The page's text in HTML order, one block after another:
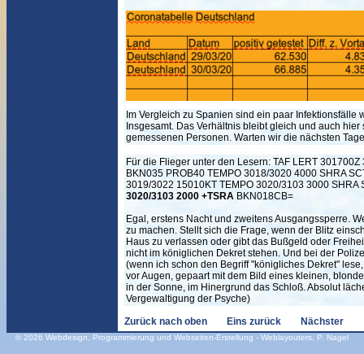
Im Vergleich zu Spanien sind ein paar Infektionsfälle
Insgesamt. Das Verhältnis bleibt gleich und auch
gemessenen Personen. Warten wir die nächsten
Für die Flieger unter den Lesern: TAF LERT
BKN035 PROB40 TEMPO 3018/3020 4000 SHRA
3019/3022 15010KT TEMPO 3020/3103 3000
3020/3103 2000 +TSRA BKN018CB=
Egal, erstens Nacht und zweitens Ausgangssperre.
zu machen. Stellt sich die Frage, wenn der Blitz
Haus zu verlassen oder gibt das Bußgeld oder
nicht im königlichen Dekret stehen. Und bei der
(wenn ich schon den Begriff "königliches Dekret"
vor Augen, gepaart mit dem Bild eines kleinen,
in der Sonne, im Hinergrund das Schloß. Absolut
Vergewaltigung der Psyche)
Zurück nach oben
Eins zurück Nächster
© 2026 Webdesign Programmierung und Webseiten-Erstellung - Weblayouters, P. Nagel